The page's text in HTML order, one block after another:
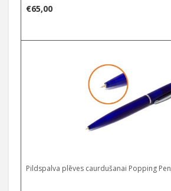
€65,00
Pildspalva plēves caurdušanai Popping Pen